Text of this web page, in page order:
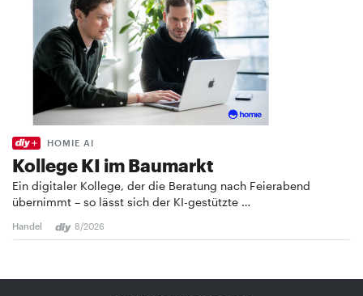
HOMIE AI
Kollege KI im Baumarkt
Ein digitaler Kollege, der die Beratung nach Feierabend
übernimmt – so lässt sich der KI-gestützte …
Handel 8/2026